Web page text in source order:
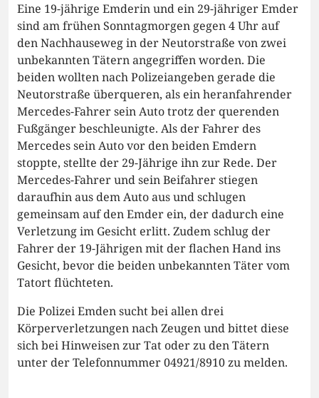
Eine 19-jährige Emderin und ein 29-jähriger Emder
sind am frühen Sonntagmorgen gegen 4 Uhr auf
den Nachhauseweg in der Neutorstraße von zwei
unbekannten Tätern angegriffen worden. Die
beiden wollten nach Polizeiangeben gerade die
Neutorstraße überqueren, als ein heranfahrender
Mercedes-Fahrer sein Auto trotz der querenden
Fußgänger beschleunigte. Als der Fahrer des
Mercedes sein Auto vor den beiden Emdern
stoppte, stellte der 29-Jährige ihn zur Rede. Der
Mercedes-Fahrer und sein Beifahrer stiegen
daraufhin aus dem Auto aus und schlugen
gemeinsam auf den Emder ein, der dadurch eine
Verletzung im Gesicht erlitt. Zudem schlug der
Fahrer der 19-Jährigen mit der flachen Hand ins
Gesicht, bevor die beiden unbekannten Täter vom
Tatort flüchteten.
Die Polizei Emden sucht bei allen drei
Körperverletzungen nach Zeugen und bittet diese
sich bei Hinweisen zur Tat oder zu den Tätern
unter der Telefonnummer 04921/8910 zu melden.